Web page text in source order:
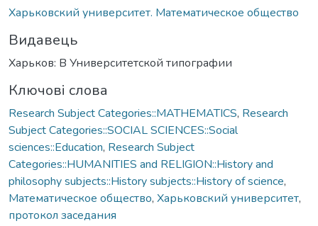
Харьковский университет. Математическое общество
Видавець
Харьков: В Университетской типографии
Ключові слова
Research Subject Categories::MATHEMATICS, Research
Subject Categories::SOCIAL SCIENCES::Social
sciences::Education, Research Subject
Categories::HUMANITIES and RELIGION::History and
philosophy subjects::History subjects::History of science,
Математическое общество, Харьковский университет,
протокол заседания